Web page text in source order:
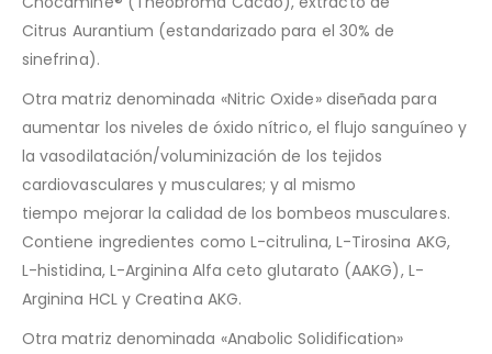
Citrus Aurantium (estandarizado para el 30% de
sinefrina).
Otra matriz denominada «Nitric Oxide» diseñada para
aumentar los niveles de óxido nítrico, el flujo sanguíneo y
la vasodilatación/voluminización de los tejidos
cardiovasculares y musculares; y al mismo
tiempo mejorar la calidad de los bombeos musculares.
Contiene ingredientes como L-citrulina, L-Tirosina AKG,
L-histidina, L-Arginina Alfa ceto glutarato (AAKG), L-
Arginina HCL y Creatina AKG.
Otra matriz denominada «Anabolic Solidification»